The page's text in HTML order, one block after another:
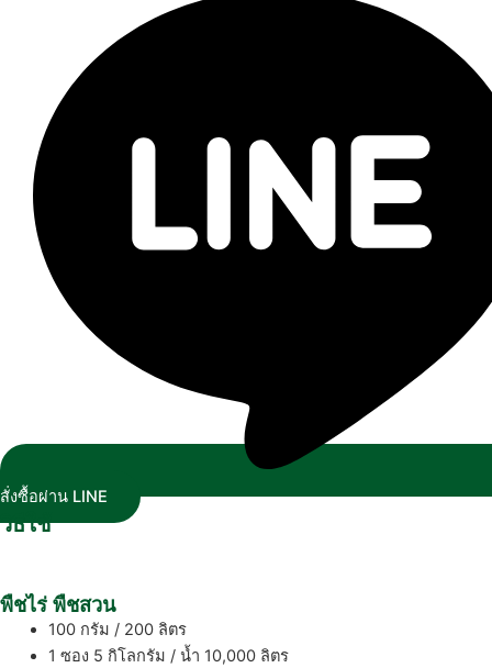
สั่งซื้อผ่าน LINE
วิธีใช้
พืชไร่ พืชสวน
100 กรัม / 200 ลิตร
1 ซอง 5 กิโลกรัม / น้ำ 10,000 ลิตร